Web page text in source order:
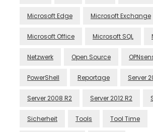
Microsoft Edge Microsoft Exchange
Microsoft Office Microsoft SQL
Netzwerk Open Source
PowerShell Reportage Server
Server 2008 R2 Server 2012 R2
Sicherheit Tools Tool Time